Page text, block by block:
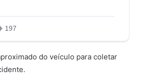
do veículo para coletar